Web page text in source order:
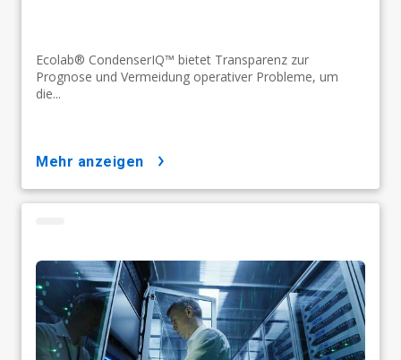
Ecolab® CondenserIQ™ bietet Transparenz zur
Prognose und Vermeidung operativer Probleme, um
die...
mehr anzeigen